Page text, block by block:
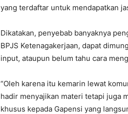
yang terdaftar untuk mendapatkan
Dikatakan, penyebab banyaknya
BPJS Ketenagakerjaan, dapat
input, ataupun belum tahu cara
“Oleh karena itu kemarin lewat
hadir menyajikan materi tetapi juga
khusus kepada Gapensi yang